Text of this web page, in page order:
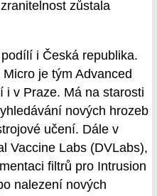
zůstala
i Česká republika.
je tým Advanced
i v Praze. Má na starosti
nových hrozeb
učení. Dále v
Vaccine Labs (DVLabs),
filtrů pro Intrusion
nalezení nových